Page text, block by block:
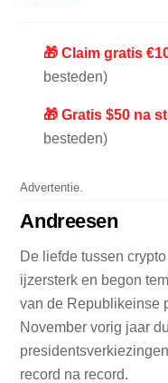
🎁 Claim gratis
besteden)
🎁 Gratis $50 na
besteden)
Advertentie.
Andreesen
De liefde tussen
ijzersterk en begon
van de Republikeinse
November vorig jaar
record na record.